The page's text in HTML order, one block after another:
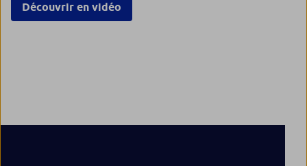
Découvrir en vidéo